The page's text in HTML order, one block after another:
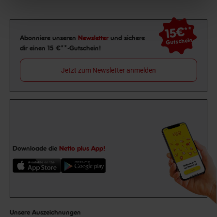
Newsletter Anmeldung
Abonniere unseren Newsletter und sichere
dir einen 15 €**-Gutschein!
15€**
Gutschein
Jetzt zum Newsletter anmelden
Downloade die Netto plus App!
Unsere Auszeichnungen